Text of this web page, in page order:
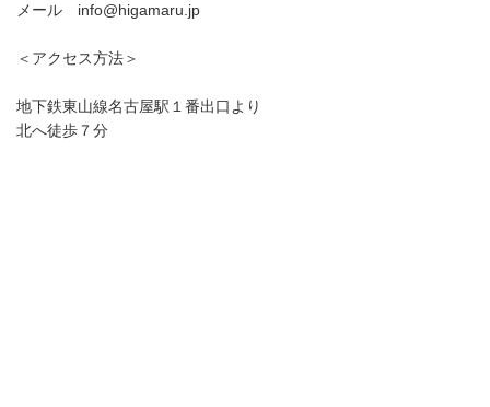
メール info@higamaru.jp
＜アクセス方法＞
地下鉄東山線名古屋駅１番出口より
北へ徒歩７分